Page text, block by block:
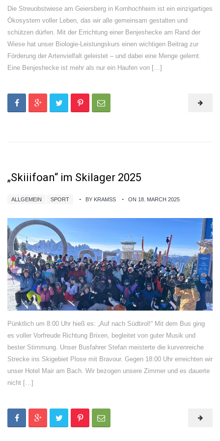
Die Streuobstwiese am Geiersberg in Kornhochheim ist ein einzigartiges
Ökosystem voller Leben, das wir alle gemeinsam gestalten und
schützen dürfen. Mit der Errichtung einer Benjeshecke am Rand der
Wiese hat unser Biologie-Leistungskurs einen wichtigen Beitrag zur
Förderung der Artenvielfalt geleistet – und dabei eine Menge gelernt.
Eine Benjeshecke ist mehr als nur ein Haufen von […]
„Skiiifoan“ im Skilager 2025
ALLGEMEIN SPORT BY KRAMSS ON 18. MARCH 2025
Pünktlich um 8:00 Uhr hieß es: „Auf nach Südtirol!“ Mit dem Bus ging
es voller Vorfreude Richtung Brixen, begleitet von guter Musik und
bester Stimmung. Unser Busfahrer Stefan meisterte die kurvenreiche
Strecke ins Skigebiet Plose mit Bravour. Gegen 18:00 Uhr erreichten wir
unser Hotel Mair am Bach. Wir bezogen unsere Zimmer und es dauerte
nicht […]